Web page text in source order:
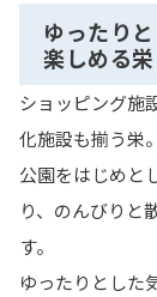
ゆったり
楽しめる栄
ショッピング施
化施設も揃う栄
公園をはじめと
り、のんびりと
す。
ゆったりとした